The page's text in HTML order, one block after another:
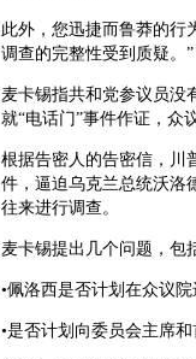
此外，您迅捷而鲁莽的行
调查的完整性受到质疑。”
麦卡锡指共和党参议员没
就“电话门”事件作证，众
根据告密人的告密信，川
件，逼迫乌克兰总统沃洛
往来进行调查。
麦卡锡提出几个问题，包
•佩洛西是否计划在众议
•是否计划向委员会主席